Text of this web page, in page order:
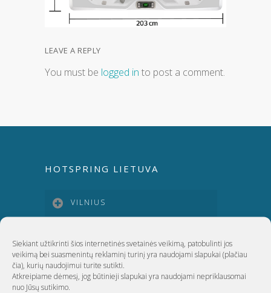
Siekiant užtikrinti šios internetinės svetainės veikimą, patobulinti jos
veikimą bei suasmenintų reklaminį turinį yra naudojami slapukai (plačiau
čia), kurių naudojimui turite sutikti.
Atkreipiame dėmesį, jog būtinieji slapukai yra naudojami nepriklausomai
nuo Jūsų sutikimo.
LEAVE A REPLY
You must be logged in to post a comment.
HOTSPRING LIETUVA
VILNIUS
KAUNAS
KLAIPĖDA